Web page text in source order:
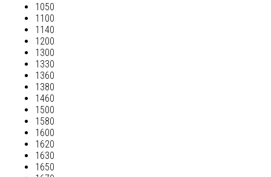
1050
1100
1140
1200
1300
1330
1360
1380
1460
1500
1580
1600
1620
1630
1650